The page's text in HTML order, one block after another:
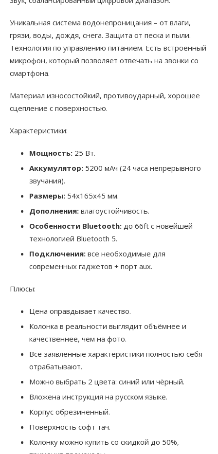
Уникальная система водонепроницания – от влаги,
грязи, воды, дождя, снега. Защита от песка и пыли.
Технология по управлению питанием. Есть встроенный
микрофон, который позволяет отвечать на звонки со
смартфона.
Материал износостойкий, противоударный, хорошее
сцепление с поверхностью.
Характеристики:
Мощность: 25 Вт.
Аккумулятор: 5200 мАч (24 часа непрерывного
звучания).
Размеры: 54х165х45 мм.
Дополнения: влагоустойчивость.
Особенности Bluetooth: до 66ft с новейшей
технологией Bluetooth 5.
Подключения: все необходимые для
современных гаджетов + порт aux.
Плюсы:
Цена оправдывает качество.
Колонка в реальности выглядит объёмнее и
качественнее, чем на фото.
Все заявленные характеристики полностью себя
отрабатывают.
Можно выбрать 2 цвета: синий или чёрный.
Вложена инструкция на русском языке.
Корпус обрезиненный.
Поверхность софт тач.
Колонку можно купить со скидкой до 50%,